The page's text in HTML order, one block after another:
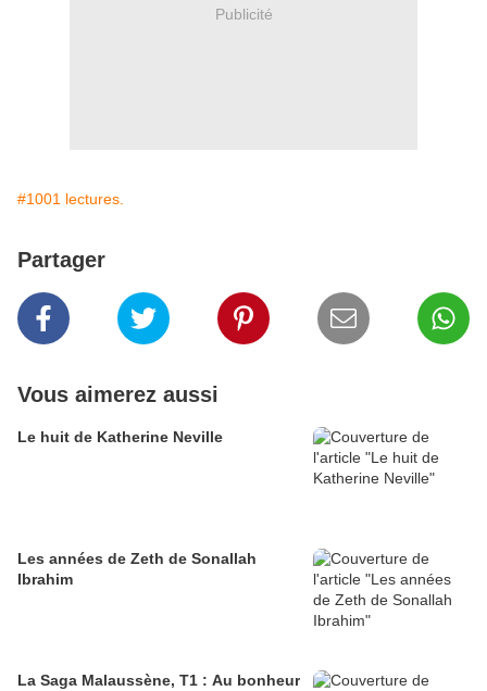
Publicité
#1001 lectures.
Partager
Vous aimerez aussi
Le huit de Katherine Neville
Les années de Zeth de Sonallah
Ibrahim
La Saga Malaussène, T1 : Au bonheur